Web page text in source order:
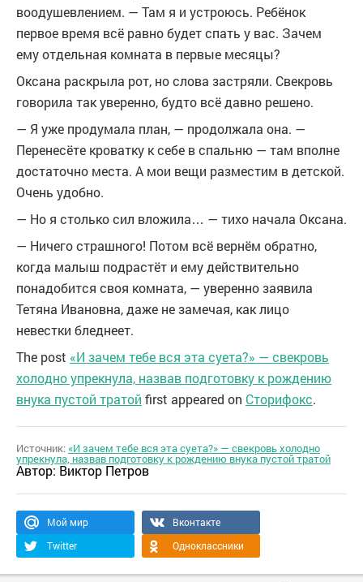
воодушевлением. — Там я и устроюсь. Ребёнок
первое время всё равно будет спать у вас. Зачем
ему отдельная комната в первые месяцы?
Оксана раскрыла рот, но слова застряли. Свекровь
говорила так уверенно, будто всё давно решено.
— Я уже продумала план, — продолжала она. —
Перенесёте кроватку к себе в спальню — там вполне
достаточно места. А мои вещи разместим в детской.
Очень удобно.
— Но я столько сил вложила… — тихо начала Оксана.
— Ничего страшного! Потом всё вернём обратно,
когда малыш подрастёт и ему действительно
понадобится своя комната, — уверенно заявила
Тетяна Ивановна, даже не замечая, как лицо
невестки бледнеет.
The post «И зачем тебе вся эта суета?» — свекровь
холодно упрекнула, назвав подготовку к рождению
внука пустой тратой first appeared on Сторифокс.
Источник:«И зачем тебе вся эта суета?» — свекровь холодно
упрекнула, назвав подготовку к рождению внука пустой тратой
Автор:Виктор Петров
Мой мир
Вконтакте
Twitter
Одноклассники